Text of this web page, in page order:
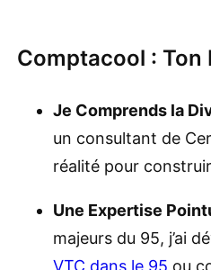
Comptacool : Ton
Je Comprends la
un consultant de
réalité pour
Une Expertise
majeurs du 95, j’ai
VTC dans le 95 ou